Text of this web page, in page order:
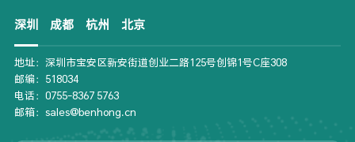
深圳 成都 杭州 北京
地址：深圳市宝安区新安街道创业二路125号创锦1号C座308
邮编：518034
电话：0755-8367 5763
邮箱：sales@benhong.cn